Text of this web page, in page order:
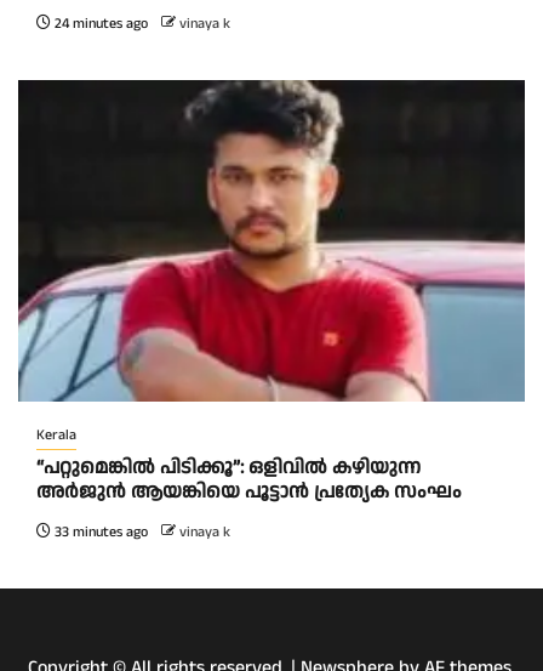
24 minutes ago vinaya k
Kerala
“പറ്റുമെങ്കിൽ പിടിക്കൂ”: ഒളിവിൽ കഴിയുന്ന
അർജുൻ ആയങ്കിയെ പൂട്ടാൻ പ്രത്യേക സംഘം
33 minutes ago vinaya k